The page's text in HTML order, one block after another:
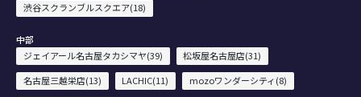
渋谷スクランブルスクエア(18)
中部
ジェイアール名古屋タカシマヤ(39)
松坂屋名古屋店(31)
名古屋三越栄店(13)
LACHIC(11)
mozoワンダーシティ(8)